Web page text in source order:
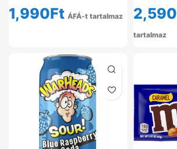
1,990Ft ÁFÁ-t tartalmaz 2,590
tartalmaz